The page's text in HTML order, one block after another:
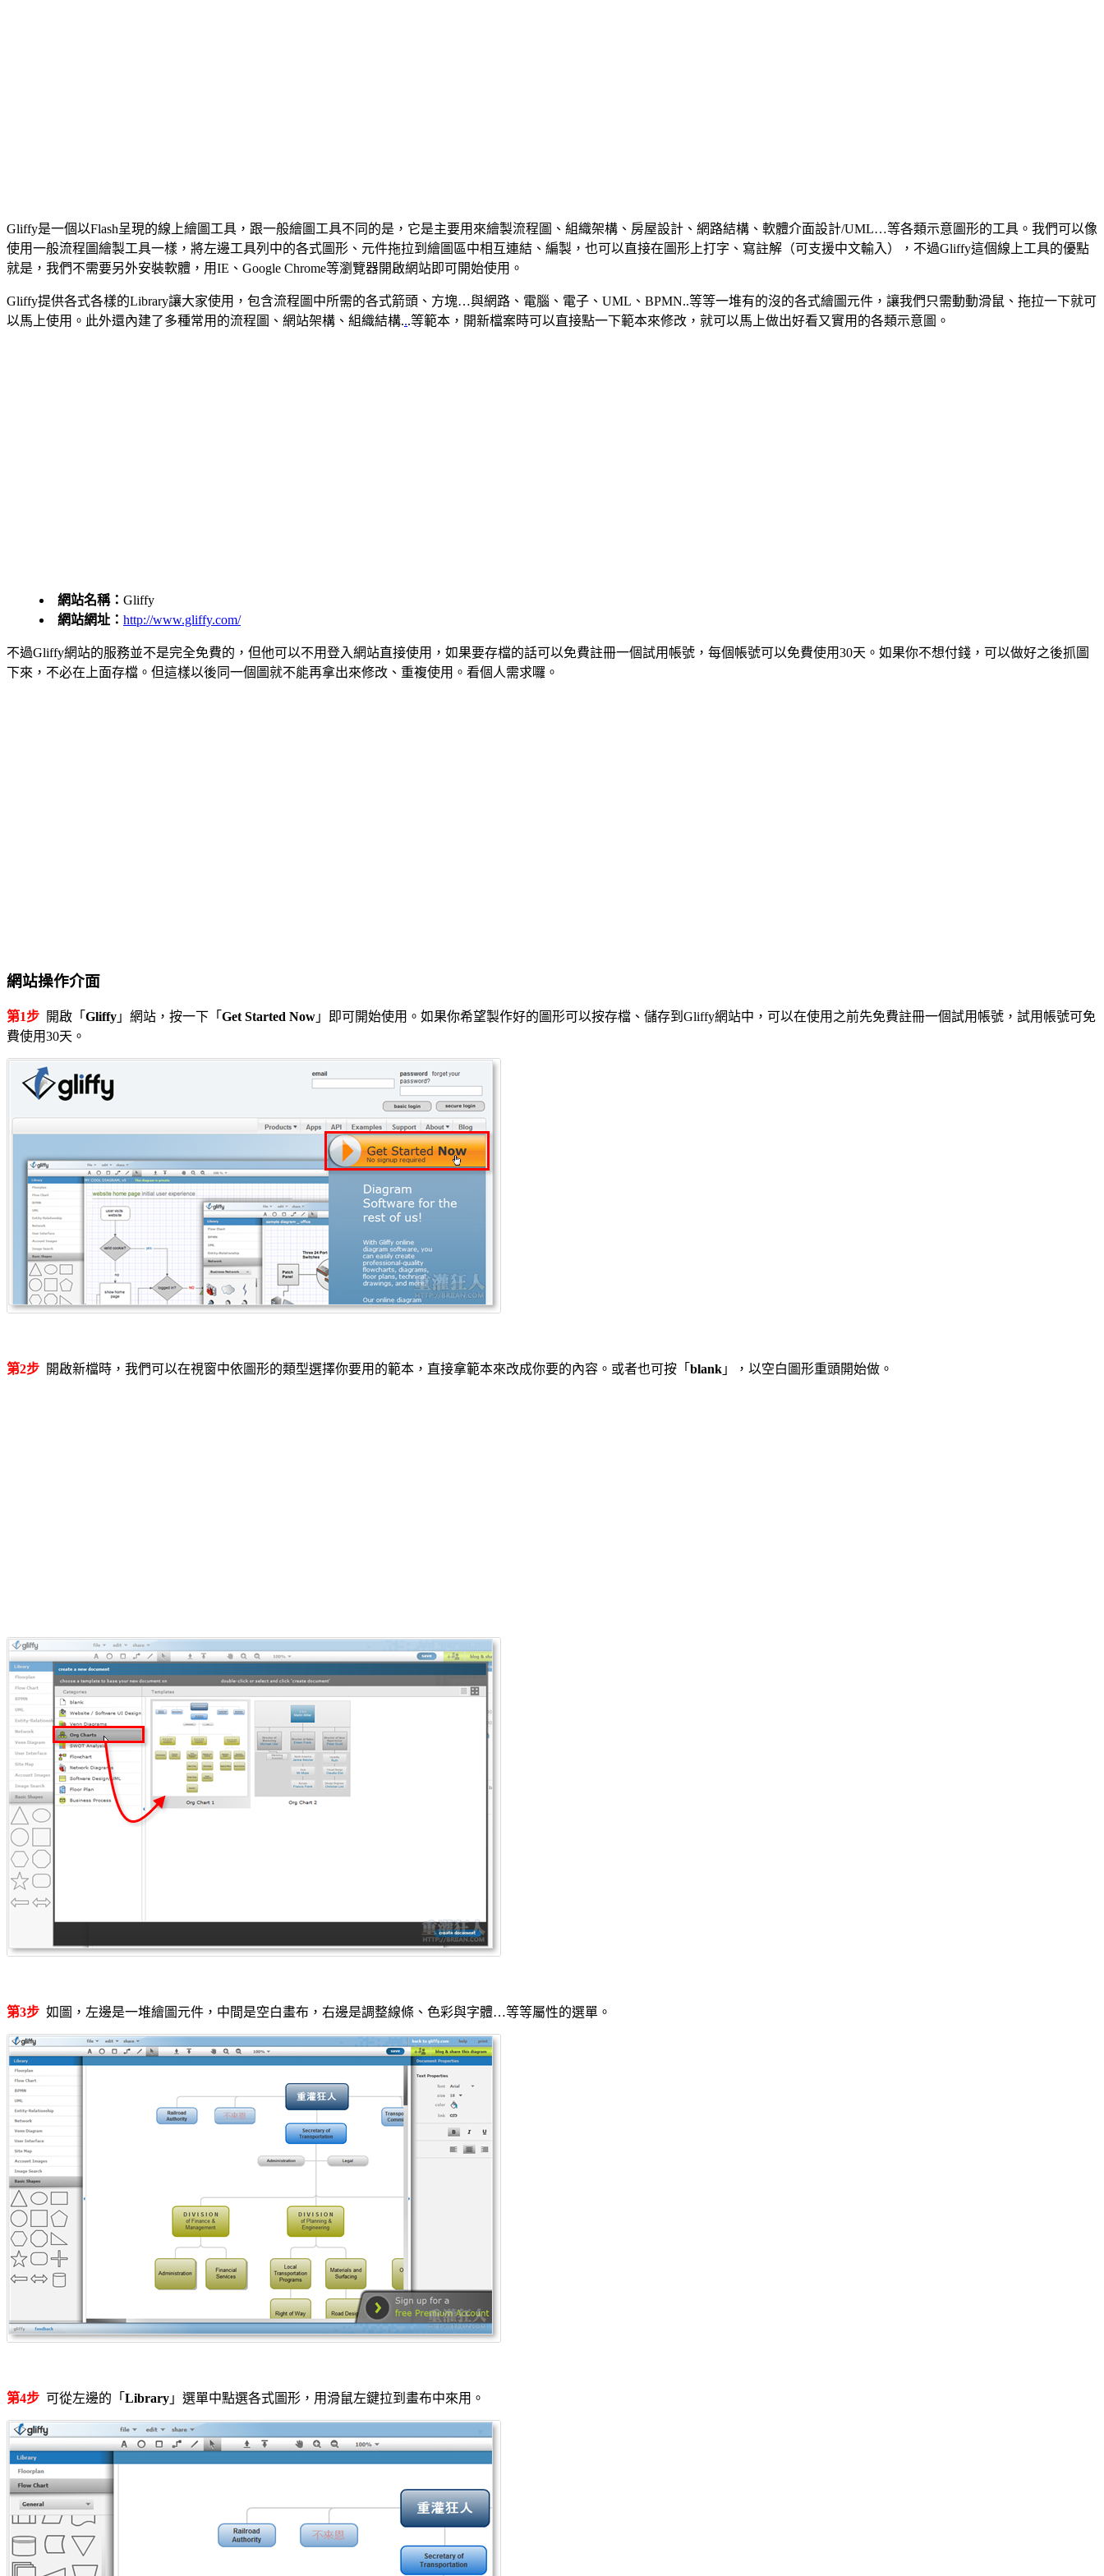
Gliffy是一個以Flash呈現的線上繪圖工具，跟一般繪圖工具不同的是，它是主要用來繪製流程圖、組織架構、房屋設計、網路結構、軟體介面設計/UML…等各類示意圖形的工具。我們可以像
使用一般流程圖繪製工具一樣，將左邊工具列中的各式圖形、元件拖拉到繪圖區中相互連結、編製，也可以直接在圖形上打字、寫註解（可支援中文輸入），不過Gliffy這個線上工具的優點
就是，我們不需要另外安裝軟體，用IE、Google Chrome等瀏覽器開啟網站即可開始使用。
Gliffy提供各式各樣的Library讓大家使用，包含流程圖中所需的各式箭頭、方塊…與網路、電腦、電子、UML、BPMN..等等一堆有的沒的各式繪圖元件，讓我們只需動動滑鼠、拖拉一下就可
以馬上使用。此外還內建了多種常用的流程圖、網站架構、組織結構...等範本，開新檔案時可以直接點一下範本來修改，就可以馬上做出好看又實用的各類示意圖。
網站名稱： Gliffy
網站網址： http://www.gliffy.com/
不過Gliffy網站的服務並不是完全免費的，但他可以不用登入網站直接使用，如果要存檔的話可以免費註冊一個試用帳號，每個帳號可以免費使用30天。如果你不想付錢，可以做好之後抓圖
下來，不必在上面存檔。但這樣以後同一個圖就不能再拿出來修改、重複使用。看個人需求囉。
網站操作介面
第1步 開啟「 Gliffy 」網站，按一下「 Get Started Now 」即可開始使用。如果你希望製作好的圖形可以按存檔、儲存到Gliffy網站中，可以在使用之前先免費註冊一個試用帳號，試用帳號可免
費使用30天。
第2步 開啟新檔時，我們可以在視窗中依圖形的類型選擇你要用的範本，直接拿範本來改成你要的內容。或者也可按「 blank 」，以空白圖形重頭開始做。
第3步 如圖，左邊是一堆繪圖元件，中間是空白畫布，右邊是調整線條、色彩與字體…等等屬性的選單。
第4步 可從左邊的「 Library 」選單中點選各式圖形，用滑鼠左鍵拉到畫布中來用。